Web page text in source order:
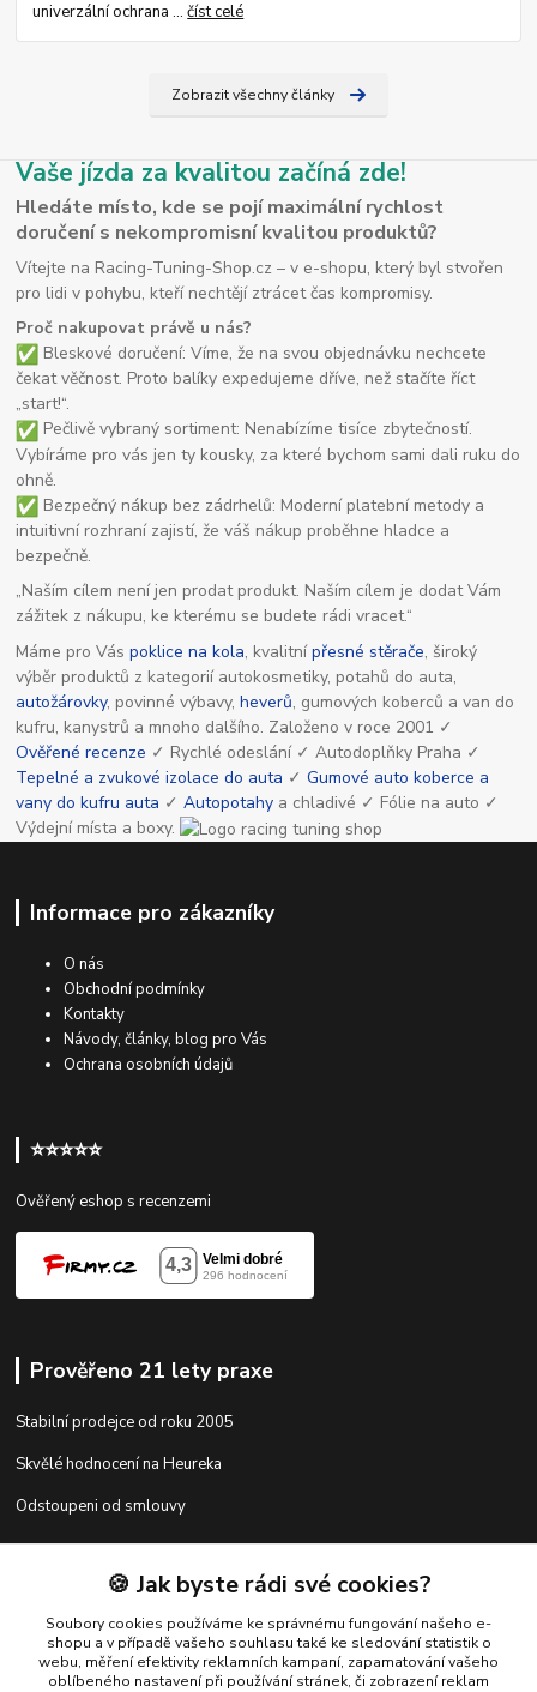
univerzální ochrana ...číst celé
Zobrazit všechny články
Vaše jízda za kvalitou začíná zde!
Hledáte místo, kde se pojí maximální rychlost
doručení s nekompromisní kvalitou produktů?
Vítejte na Racing-Tuning-Shop.cz – v e-shopu, který byl stvořen
pro lidi v pohybu, kteří nechtějí ztrácet čas kompromisy.
Proč nakupovat právě u nás?
Bleskové doručení: Víme, že na svou objednávku nechcete
čekat věčnost. Proto balíky expedujeme dříve, než stačíte říct
„start!“.
Pečlivě vybraný sortiment: Nenabízíme tisíce zbytečností.
Vybíráme pro vás jen ty kousky, za které bychom sami dali ruku do
ohně.
Bezpečný nákup bez zádrhelů: Moderní platební metody a
intuitivní rozhraní zajistí, že váš nákup proběhne hladce a
bezpečně.
„Naším cílem není jen prodat produkt. Naším cílem je dodat Vám
zážitek z nákupu, ke kterému se budete rádi vracet.“
Máme pro Váspoklice na kola, kvalitnípřesné stěrače, široký
výběr produktů z kategorií autokosmetiky, potahů do auta,
autožárovky, povinné výbavy,heverů, gumových koberců a van do
kufru, kanystrů a mnoho dalšího. Založeno v roce 2001 ✓
Ověřené recenze ✓ Rychlé odeslání ✓ Autodoplňky Praha ✓
Tepelné a zvukové izolace do auta ✓Gumové auto koberce a
vany do kufru auta ✓Autopotahy a chladivé ✓ Fólie na auto ✓
Výdejní místa a boxy.
Informace pro zákazníky
O nás
Obchodní podmínky
Kontakty
Návody, články, blog pro Vás
Ochrana osobních údajů
⭐⭐⭐⭐⭐
Ověřený eshop s recenzemi
Prověřeno 21 lety praxe
Stabilní prodejce od roku 2005
Skvělé hodnocení na Heureka
Odstoupeni od smlouvy
Kontakty
shop@racing-tuning-shop.cz
🍪 Jak byste rádi své cookies?
Soubory cookies používáme ke správnému fungování našeho e-
shopu a v případě vašeho souhlasu také ke sledování statistik o
webu, měření efektivity reklamních kampaní, zapamatování vašeho
oblíbeného nastavení při používání stránek, či zobrazení reklam